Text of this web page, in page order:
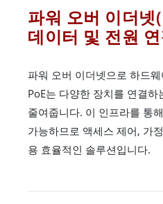
파워 오버 이더넷
데이터 및 전원
파워 오버 이더넷으로 하드
PoE는 다양한 장치를 연결
줄여줍니다. 이 인프라를 통
가능하므로 액세스 제어, 가
용 효율적인 솔루션입니다.